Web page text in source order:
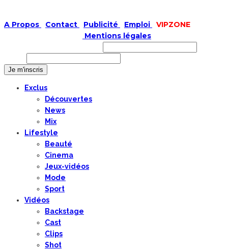
A Propos Contact Publicité Emploi
VIPZONE
Mentions légales
Exclus
Découvertes
News
Mix
Lifestyle
Beauté
Cinema
Jeux-vidéos
Mode
Sport
Vidéos
Backstage
Cast
Clips
Shot